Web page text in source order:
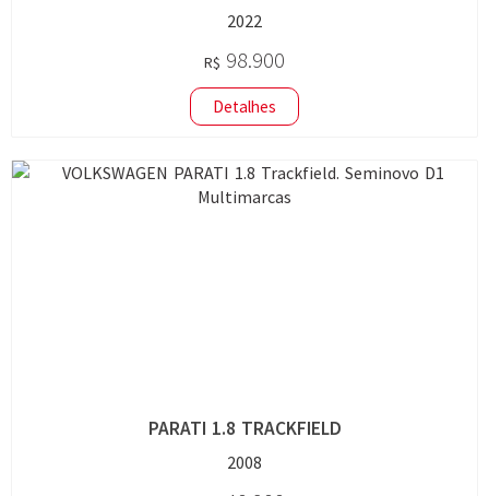
2022
R$ 98.900
Detalhes
PARATI 1.8 TRACKFIELD
2008